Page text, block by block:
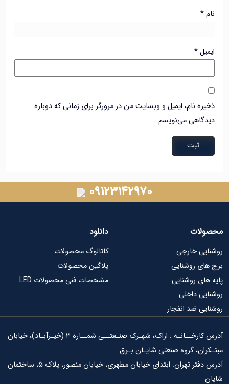
نام، ایمیل و وبسایت من در مرورگر برای زمانی که دوباره
می‌نویسم.
۰۹۱۲۳۱۴۲۹۷۰
خارجی
روشنایی
روشنایی
داخلی
ضد انفجار
کاتالوگ محصولات
پلاگین محصولات
مشخصات فنی محصولات LED
آدرس کارخــانـه : اراک، شهـرک صنـعتــی شمــاره ۳ (خیـرآبـاد)، خیابان
گروه صنعتی شایـان بـرق
آدرس دفتر تهران: ابتدای خیابان مطهری، خیابان منصور، پلاک ۵، ساختمان